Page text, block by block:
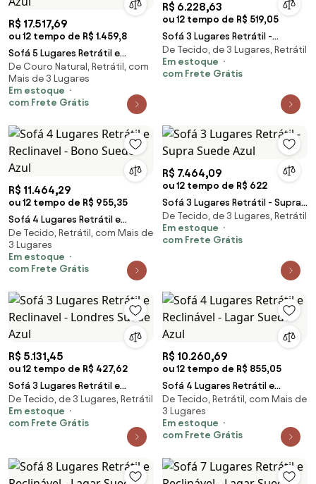
R$ 17.517,69
ou 12 tempo de R$ 1.459,8
Sofá 5 Lugares Retrátil e
Reclinavel - Orlando Suede Azul
De Couro Natural, Retrátil, com
Mais de 3 Lugares
Em estoque
com Frete Grátis
R$ 6.228,63
ou 12 tempo de R$ 519,05
Sofá 3 Lugares Retrátil -
Santiago Suede Azul
De Tecido, de 3 Lugares, Retrátil
Em estoque
com Frete Grátis
R$ 11.464,29
ou 12 tempo de R$ 955,35
Sofá 4 Lugares Retrátil e
Reclinavel - Bono Suede Azul
De Tecido, Retrátil, com Mais de
3 Lugares
Em estoque
com Frete Grátis
R$ 7.464,09
ou 12 tempo de R$ 622
Sofá 3 Lugares Retrátil - Supra
Suede Azul
De Tecido, de 3 Lugares, Retrátil
Em estoque
com Frete Grátis
R$ 5.131,45
ou 12 tempo de R$ 427,62
Sofá 3 Lugares Retrátil e
Reclinavel - Londres Suede Azul
De Tecido, de 3 Lugares, Retrátil
Em estoque
com Frete Grátis
R$ 10.260,69
ou 12 tempo de R$ 855,05
Sofá 4 Lugares Retrátil e
Reclinável - Lagar Suede Azul
De Tecido, Retrátil, com Mais de
3 Lugares
Em estoque
com Frete Grátis